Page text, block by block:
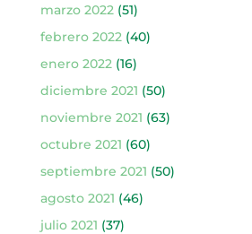
marzo 2022(51)
febrero 2022(40)
enero 2022(16)
diciembre 2021 (50)
noviembre 2021 (63)
octubre 2021 (60)
septiembre 2021 (50)
agosto 2021 (46)
julio 2021 (37)